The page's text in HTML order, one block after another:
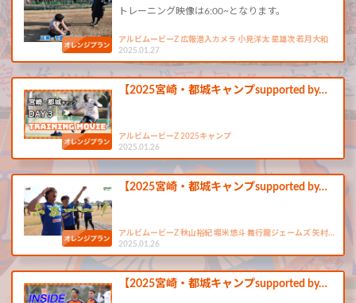
トレーニング映像は6:00~となります。
アルビムービーZ 広報潜入カメラ 小見洋太 星雄次 若月大和
2025.01.27
【2025宮崎・都城キャンプsupported by…
アルビムービーZ 2025キャンプ
2025.01.26
【2025宮崎・都城キャンプsupported by…
アルビムービーZ 秋山裕紀 堀米悠斗 舞行龍ジェームズ 矢村…
2025.01.26
【2025宮崎・都城キャンプsupported by…